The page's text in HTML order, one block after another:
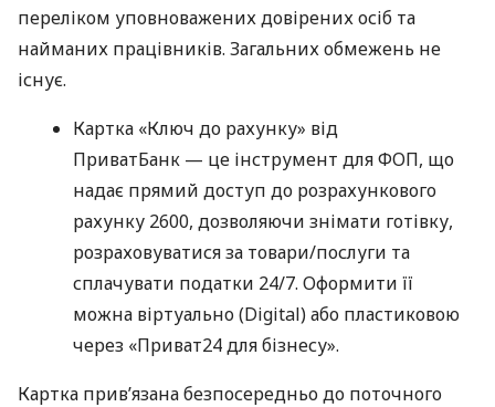
переліком уповноважених довірених осіб та
найманих працівників. Загальних обмежень не
існує.
Картка «Ключ до рахунку» від
ПриватБанк — це інструмент для ФОП, що
надає прямий доступ до розрахункового
рахунку 2600, дозволяючи знімати готівку,
розраховуватися за товари/послуги та
сплачувати податки 24/7. Оформити її
можна віртуально (Digital) або пластиковою
через «Приват24 для бізнесу».
Картка прив’язана безпосередньо до поточного